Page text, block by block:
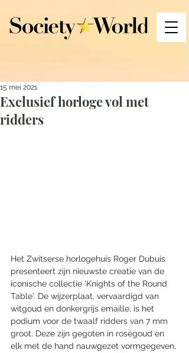
Exclusief horloge vol met
ridders
15 mei 2021
Het Zwitserse horlogehuis Roger Dubuis
presenteert zijn nieuwste creatie van de
iconische collectie 'Knights of the Round
Table'. De wijzerplaat, vervaardigd van
witgoud en donkergrijs emaille, is het
podium voor de twaalf ridders van 7 mm
groot. Deze zijn gegoten in roségoud en
elk met de hand nauwgezet vormgegeven,